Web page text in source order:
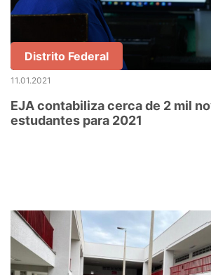
Distrito Federal
11.01.2021
EJA contabiliza cerca de 2 mil
estudantes para 2021